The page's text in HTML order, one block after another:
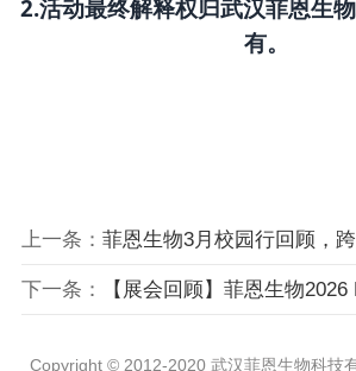
2.活动最终解释权归武汉菲恩生
有。
上一条： 菲恩生物3月校园行回顾，跨越山
下一条： 【展会回顾】菲恩生物2026
Copyright © 2012-2020 武汉菲恩生物科技